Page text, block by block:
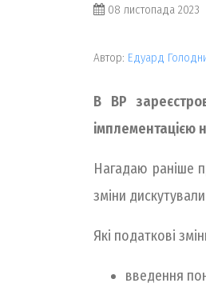
08 листопада 2023
Автор: Едуард
В ВР
імплементацією
Нагадаю раніше
зміни
Які податкові
введення